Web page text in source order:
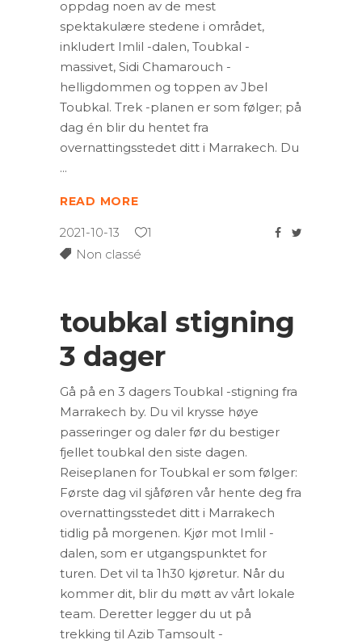
oppdag noen av de mest
spektakulære stedene i området,
inkludert Imlil -dalen, Toubkal -
massivet, Sidi Chamarouch -
helligdommen og toppen av Jbel
Toubkal. Trek -planen er som følger; på
dag én blir du hentet fra
overnattingsstedet ditt i Marrakech. Du
READ MORE
2021-10-13
1
Non classé
toubkal stigning
3 dager
Gå på en 3 dagers Toubkal -stigning fra
Marrakech by. Du vil krysse høye
passeringer og daler før du bestiger
fjellet toubkal den siste dagen.
Reiseplanen for Toubkal er som følger:
Første dag vil sjåføren vår hente deg fra
overnattingsstedet ditt i Marrakech
tidlig på morgenen. Kjør mot Imlil -
dalen, som er utgangspunktet for
turen. Det vil ta 1h30 kjøretur. Når du
kommer dit, blir du møtt av vårt lokale
team. Deretter legger du ut på
trekking til Azib Tamsoult -